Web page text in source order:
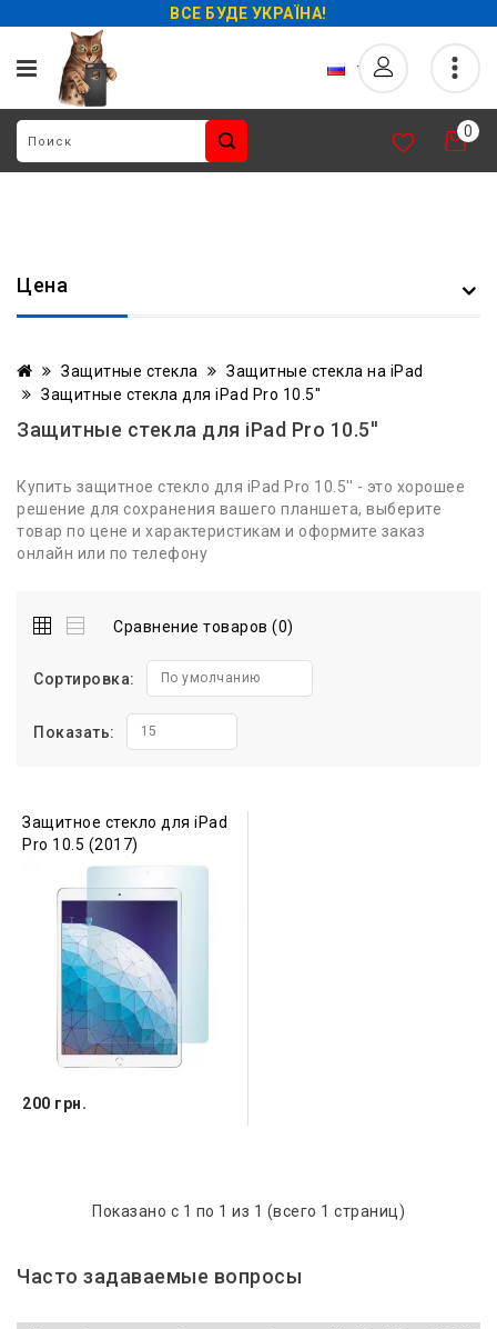
ВСЕ БУДЕ УКРАЇНА!
0
Цена
Защитные стекла
Защитные стекла на iPad
Защитные стекла для iPad Pro 10.5''
Защитные стекла для iPad Pro 10.5''
Купить защитное стекло для iPad Pro 10.5'' - это хорошее
решение для сохранения вашего планшета, выберите
товар по цене и характеристикам и оформите заказ
онлайн или по телефону
Сравнение товаров (0)
Сортировка: По умолчанию
Показать: 15
Защитное стекло для iPad
Pro 10.5 (2017)
200 грн.
Показано с 1 по 1 из 1 (всего 1 страниц)
Часто задаваемые вопросы